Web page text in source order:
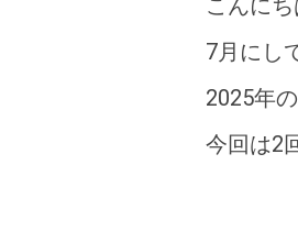
こんに
7月にし
2025年の
今回は2